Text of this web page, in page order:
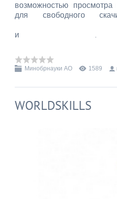
возможностью
для свободного
и
Минобрнауки АО 1589
WORLDSKILLS